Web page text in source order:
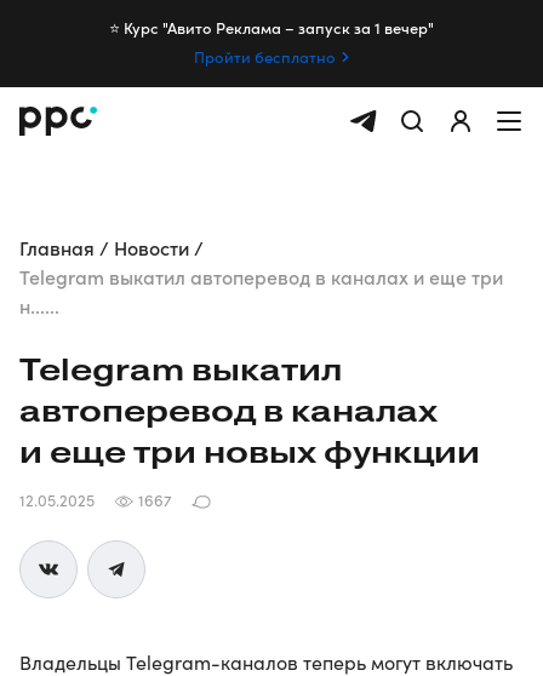
⭐️ Курс "Авито Реклама – запуск за 1 вечер"
Пройти бесплатно
Главная
Новости
Telegram выкатил автоперевод в каналах и еще три
н......
Telegram выкатил
автоперевод в каналах
и еще три новых функции
12.05.2025 1667
Владельцы Telegram-каналов теперь могут включать